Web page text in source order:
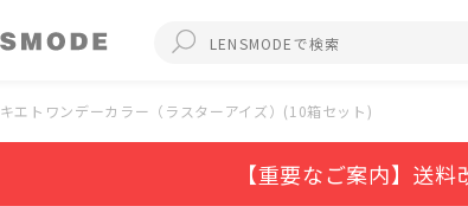
キエトワンデーカラー（ラスターアイズ）(10箱セット)
【重要なご案内】送